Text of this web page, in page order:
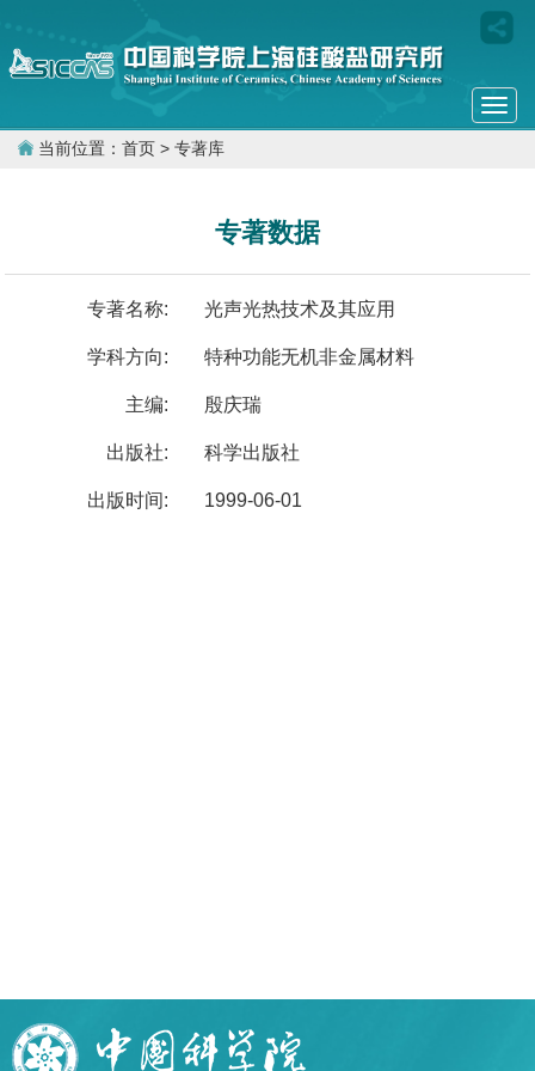
当前位置： 首页 > 专著库
专著数据
专著名称: 光声光热技术及其应用
学科方向: 特种功能无机非金属材料
主编: 殷庆瑞
出版社: 科学出版社
出版时间: 1999-06-01